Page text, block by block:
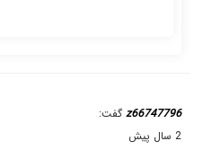
z66747796 گفت:
2 سال پیش